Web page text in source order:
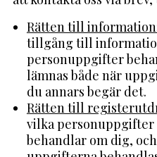
Rätten till
tillgång till
personuppgifter
lämnas både när
du annars begär det.
Rätten till
vilka personuppgifter
behandlar om dig,